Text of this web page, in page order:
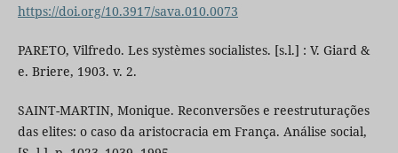
https://doi.org/10.3917/sava.010.0073
PARETO, Vilfredo. Les systèmes socialistes. [s.l.] : V. Giard &
e. Briere, 1903. v. 2.
SAINT-MARTIN, Monique. Reconversões e reestruturações
das elites: o caso da aristocracia em França. Análise social,